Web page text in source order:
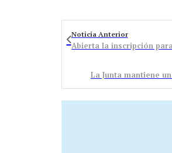
Noticia Anterior
La Junta mantiene